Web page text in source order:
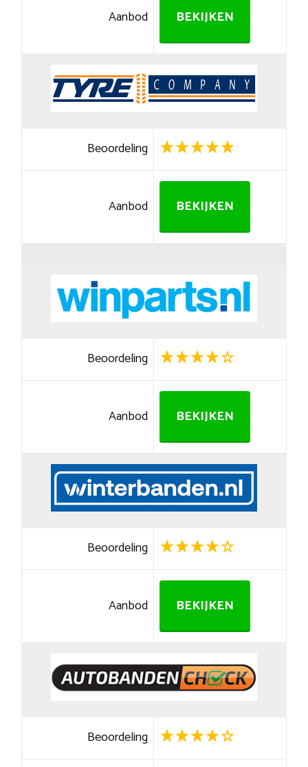
Aanbod BEKIJKEN
Beoordeling
Aanbod BEKIJKEN
Beoordeling
Aanbod BEKIJKEN
Beoordeling
Aanbod BEKIJKEN
Beoordeling